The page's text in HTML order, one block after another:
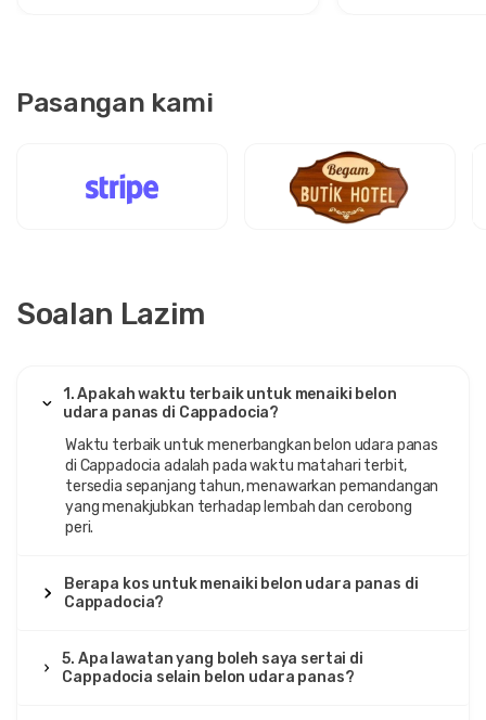
Pasangan kami
Soalan Lazim
1. Apakah waktu terbaik untuk menaiki belon
udara panas di Cappadocia?
Waktu terbaik untuk menerbangkan belon udara panas
di Cappadocia adalah pada waktu matahari terbit,
tersedia sepanjang tahun, menawarkan pemandangan
yang menakjubkan terhadap lembah dan cerobong
peri.
Berapa kos untuk menaiki belon udara panas di
Cappadocia?
5. Apa lawatan yang boleh saya sertai di
Cappadocia selain belon udara panas?